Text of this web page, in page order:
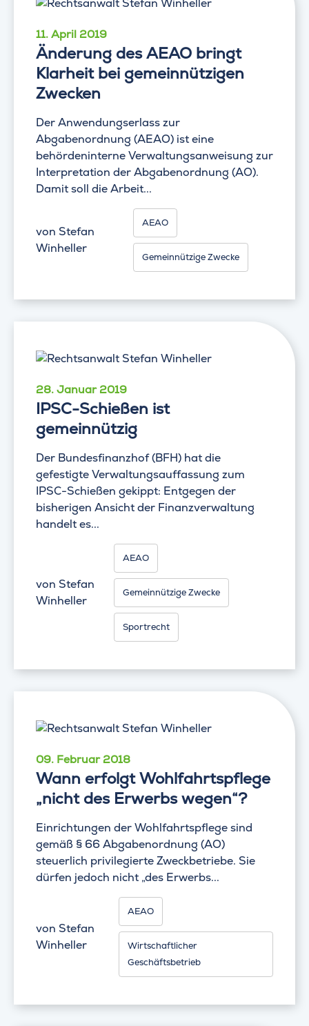
11. April 2019
Änderung des AEAO bringt
Klarheit bei gemeinnützigen
Zwecken
Der Anwendungserlass zur
Abgabenordnung (AEAO) ist eine
behördeninterne Verwaltungsanweisung zur
Interpretation der Abgabenordnung (AO).
Damit soll die Arbeit...
von Stefan
Winheller
AEAO
Gemeinnützige Zwecke
28. Januar 2019
IPSC-Schießen ist
gemeinnützig
Der Bundesfinanzhof (BFH) hat die
gefestigte Verwaltungsauffassung zum
IPSC-Schießen gekippt: Entgegen der
bisherigen Ansicht der Finanzverwaltung
handelt es...
von Stefan
Winheller
AEAO
Gemeinnützige Zwecke
Sportrecht
09. Februar 2018
Wann erfolgt Wohlfahrtspflege
„nicht des Erwerbs wegen“?
Einrichtungen der Wohlfahrtspflege sind
gemäß § 66 Abgabenordnung (AO)
steuerlich privilegierte Zweckbetriebe. Sie
dürfen jedoch nicht „des Erwerbs...
von Stefan
Winheller
AEAO
Wirtschaftlicher
Geschäftsbetrieb